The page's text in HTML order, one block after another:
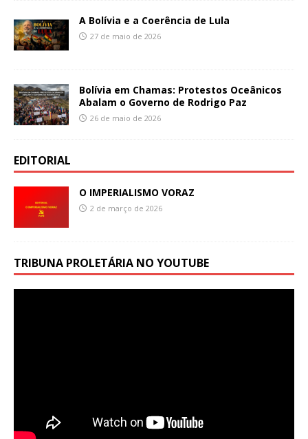
A Bolívia e a Coerência de Lula
27 de maio de 2026
Bolívia em Chamas: Protestos Oceânicos
Abalam o Governo de Rodrigo Paz
26 de maio de 2026
EDITORIAL
O IMPERIALISMO VORAZ
2 de março de 2026
TRIBUNA PROLETÁRIA NO YOUTUBE